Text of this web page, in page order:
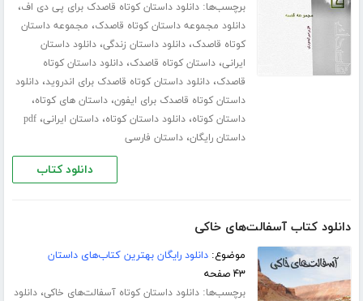
برچسب‌ها:دانلود داستان کوتاه قاصدک برای پی دی اف،
دانلود مجموعه داستان کوتاه قاصدک، مجموعه داستان
کوتاه قاصدک،دانلود داستان زندگی،دانلود داستان
ایرانی،داستان کوتاه قاصدک،دانلود داستان کوتاه
قاصدک،دانلود داستان کوتاه قاصدک برای اندروید،دانلود
داستان کوتاه قاصدک برای ایفون،داستان های کوتاه،
داستان کوتاه،دانلود داستان کوتاه،داستان ایرانی،pdf
داستان رایگان،داستان فارسی
دانلود کتاب
دانلود کتاب آسفالت‌های خاکی
موضوع:دانلود رایگان بهترین کتاب‌های داستان
۴۳ صفحه
برچسب‌ها:دانلود داستان کوتاه آسفالت‌های خاکی،دانلود